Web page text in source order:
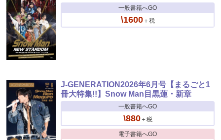
一般書籍へGO
\1600＋税
J-GENERATION2026年6月号【まるごと1
冊大特集!!】Snow Man目黒蓮・新章
一般書籍へGO
\880＋税
電子書籍へGO